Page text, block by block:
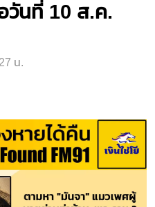
วันที่ 10 ส.ค.
น.